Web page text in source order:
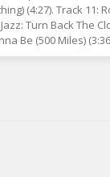
(4:27). Track
Turn Back The
Be (500 Miles)